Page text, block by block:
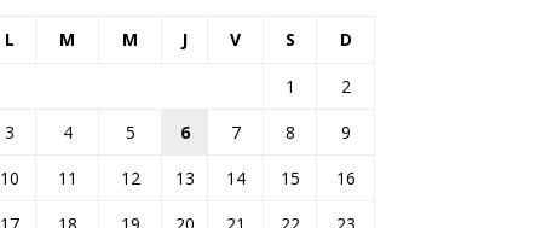
L M M J V S D
1
2
3
4 5 6 7 8
9
10
11 12 13 14 15
16